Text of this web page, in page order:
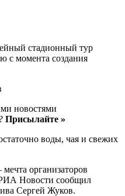
стадионный тур
с момента создания
новостями
Присылайте »
воды, чая и свежих
организаторов
Новости сообщил
Сергей Жуков.